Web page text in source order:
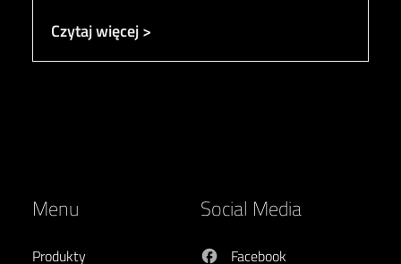
Czytaj więcej >
Menu
Produkty
Social Media
Facebook